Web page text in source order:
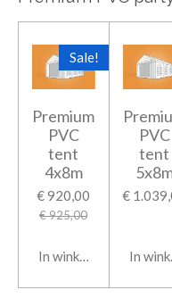
Sale!
Premium
PVC
tent
4x8m
€ 920,00
€ 925,00
In winkelwagen
PVC
tent
€
In